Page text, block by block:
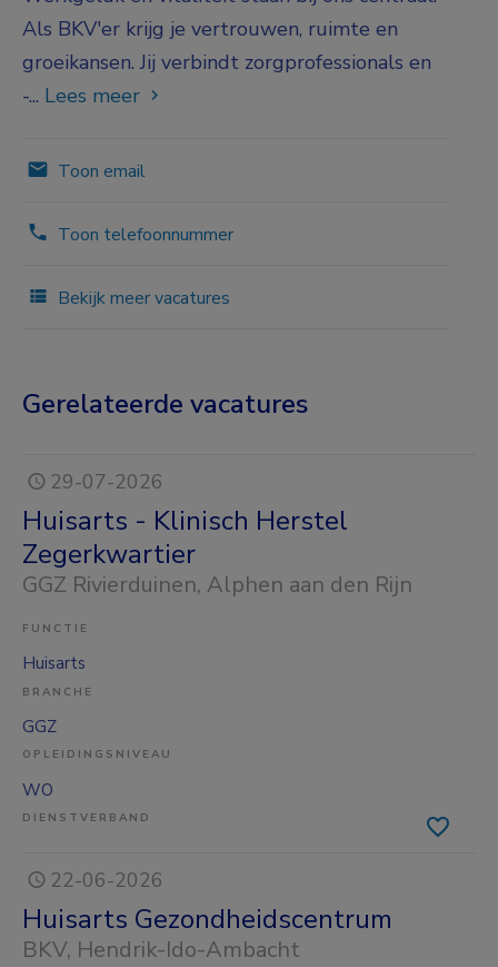
Als BKV'er krijg je vertrouwen, ruimte en
groeikansen. Jij verbindt zorgprofessionals en
-... Lees meer
Toon email
Toon telefoonnummer
Bekijk meer vacatures
Gerelateerde vacatures
29-07-2026
Huisarts - Klinisch Herstel
Zegerkwartier
GGZ Rivierduinen, Alphen aan den Rijn
FUNCTIE
Huisarts
BRANCHE
GGZ
OPLEIDINGSNIVEAU
WO
DIENSTVERBAND
22-06-2026
Huisarts Gezondheidscentrum
BKV, Hendrik-Ido-Ambacht